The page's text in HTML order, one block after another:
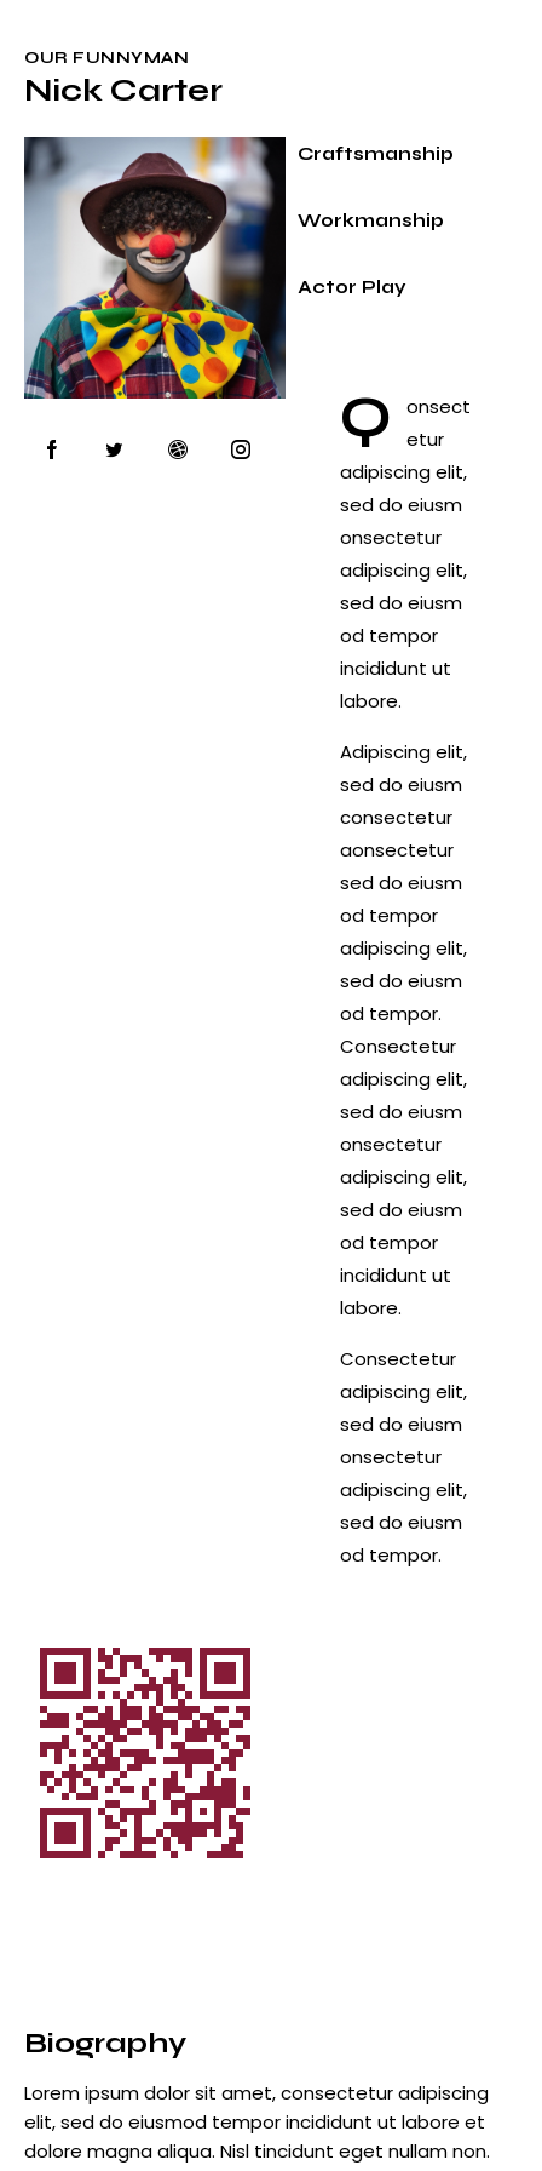
OUR FUNNYMAN
Nick Carter
Craftsmanship
100%
Workmanship
90%
Actor Play
100%
Q
onsect
etur
adipiscing elit,
sed do eiusm
onsectetur
adipiscing elit,
sed do eiusm
od tempor
incididunt ut
labore.
Adipiscing elit,
sed do eiusm
consectetur
aonsectetur
sed do eiusm
od tempor
adipiscing elit,
sed do eiusm
od tempor.
Consectetur
adipiscing elit,
sed do eiusm
onsectetur
adipiscing elit,
sed do eiusm
od tempor
incididunt ut
labore.
Consectetur
adipiscing elit,
sed do eiusm
onsectetur
adipiscing elit,
sed do eiusm
od tempor.
Biography
Lorem ipsum dolor sit amet, consectetur adipiscing
elit, sed do eiusmod tempor incididunt ut labore et
dolore magna aliqua. Nisl tincidunt eget nullam non.